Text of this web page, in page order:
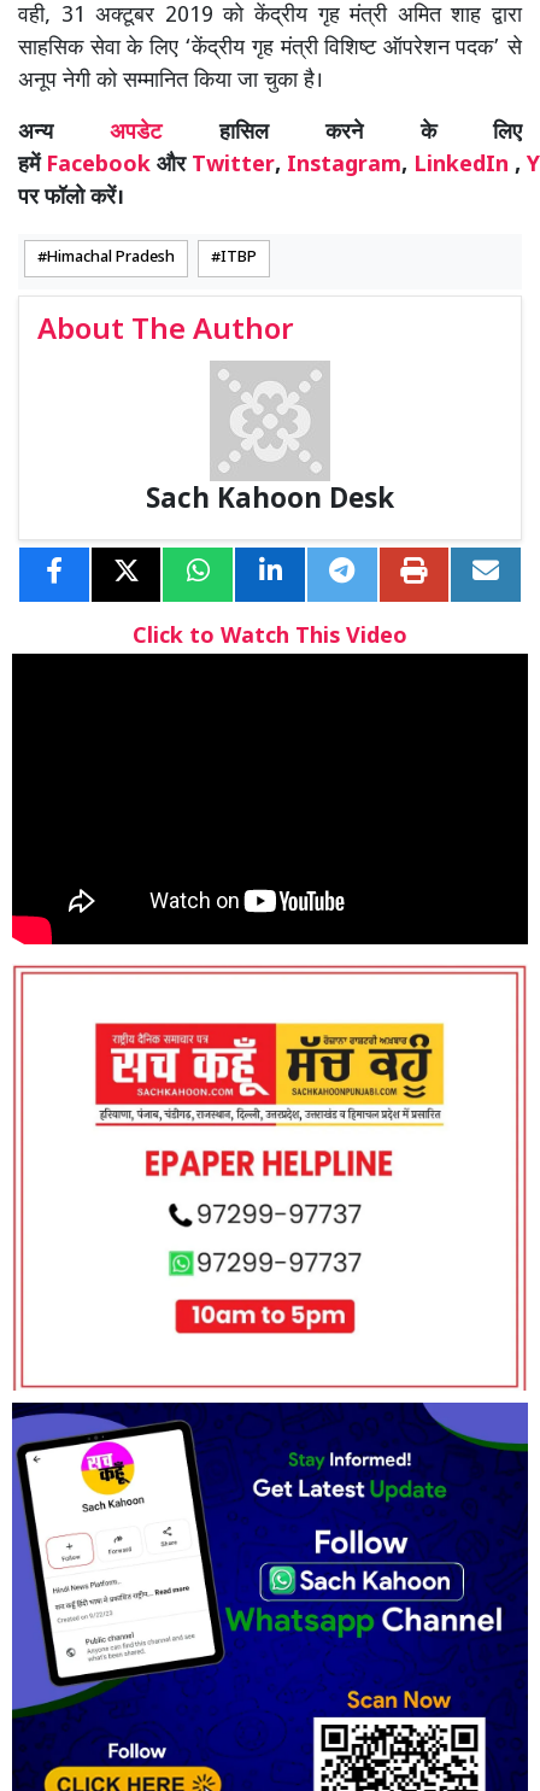
वही, 31 अक्टूबर 2019 को केंद्रीय गृह मंत्री अमित शाह द्वारा
साहसिक सेवा के लिए ‘केंद्रीय गृह मंत्री विशिष्ट ऑपरेशन पदक’ से
अनूप नेगी को सम्मानित किया जा चुका है।
अन्यअपडेटहासिल करने के लिए
हमें Facebook और Twitter, Instagram, LinkedIn ,
पर फॉलो करें।
Himachal Pradesh ITBP
About The Author
Sach Kahoon Desk
Click to Watch This Video